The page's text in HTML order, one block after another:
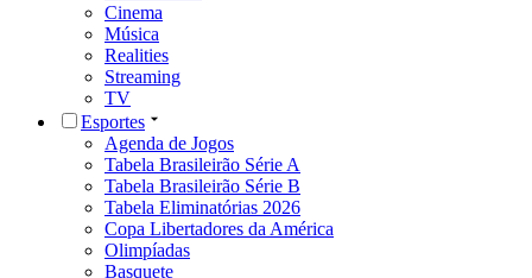
Cinema
Música
Realities
Streaming
TV
Esportes
Agenda de Jogos
Tabela Brasileirão Série A
Tabela Brasileirão Série B
Tabela Eliminatórias 2026
Copa Libertadores da América
Olimpíadas
Basquete